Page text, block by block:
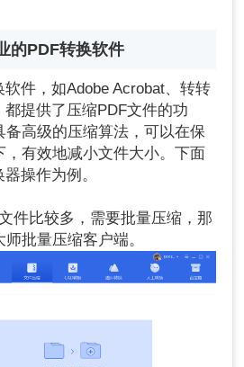
的PDF转换软件
件，如Adobe Acrobat、转转
提供了压缩PDF文件的功
备高级的压缩算法，可以在保
有效地减小文件大小。下面
操作为例。
件比较多，需要批量压缩，那
批量压缩客户端。